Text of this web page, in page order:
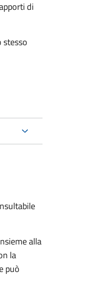
di
stesso
alla
la
può